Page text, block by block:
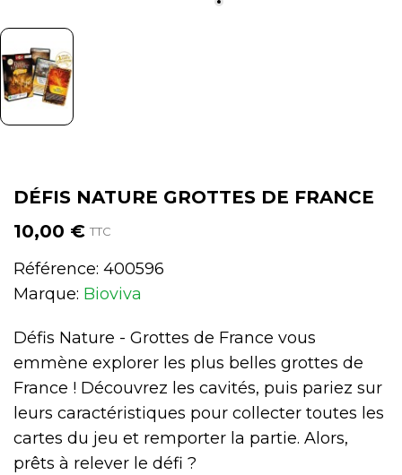
DÉFIS NATURE GROTTES DE FRANCE
10,00 € TTC
Référence: 400596
Marque: Bioviva
Défis Nature - Grottes de France vous
emmène explorer les plus belles grottes de
France ! Découvrez les cavités, puis pariez sur
leurs caractéristiques pour collecter toutes les
cartes du jeu et remporter la partie. Alors,
prêts à relever le défi ?